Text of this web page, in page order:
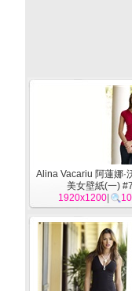
Alina Vacariu 阿蓮娜·
美女壁紙(一)
1920x1200